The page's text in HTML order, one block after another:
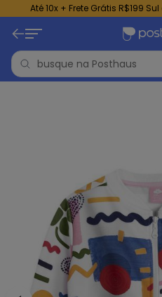
Até 10x + Frete Grátis R$199